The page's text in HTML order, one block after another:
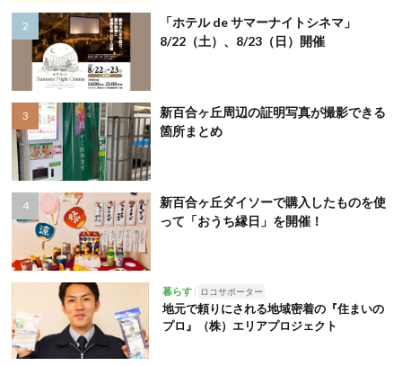
「ホテル de サマーナイトシネマ」
8/22（土）、8/23（日）開催
新百合ヶ丘周辺の証明写真が撮影できる
箇所まとめ
新百合ヶ丘ダイソーで購入したものを使
って「おうち縁日」を開催！
暮らす ロコサポーター
地元で頼りにされる地域密着の『住まいの
プロ』（株）エリアプロジェクト